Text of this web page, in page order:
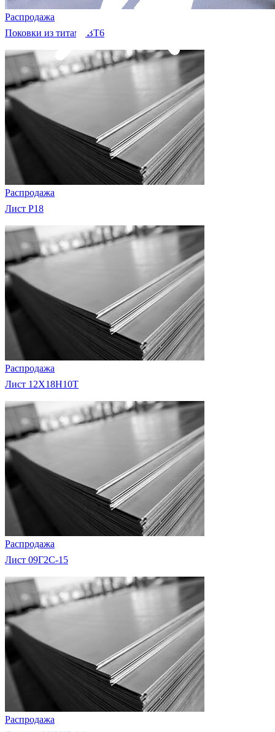
Распродажа
Поковки из титана ВТ6
Распродажа
Лист Р18
Распродажа
Лист 12Х18Н10Т
Распродажа
Лист 09Г2С-15
Распродажа